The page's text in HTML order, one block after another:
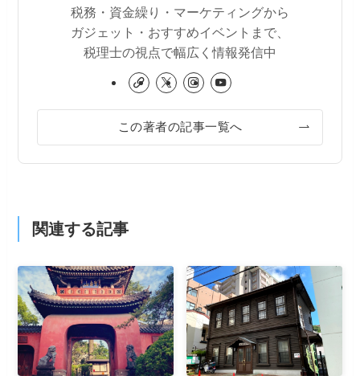
税務・資金繰り・マーケティングから
ガジェット・おすすめイベントまで、
税理士の視点で幅広く情報発信中
この著者の記事一覧へ
関連する記事